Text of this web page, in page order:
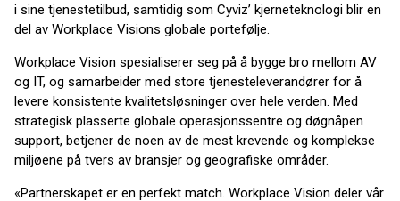
i sine tjenestetilbud, samtidig som Cyviz’ kjerneteknologi blir en
del av Workplace Visions globale portefølje.
Workplace Vision spesialiserer seg på å bygge bro mellom AV
og IT, og samarbeider med store tjenesteleverandører for å
levere konsistente kvalitetsløsninger over hele verden. Med
strategisk plasserte globale operasjonssentre og døgnåpen
support, betjener de noen av de mest krevende og komplekse
miljøene på tvers av bransjer og geografiske områder.
«Partnerskapet er en perfekt match. Workplace Vision deler vår